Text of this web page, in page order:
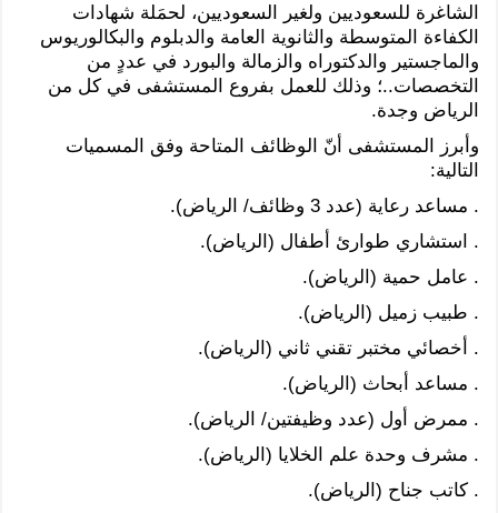
الشاغرة للسعوديين ولغير السعوديين، لحمَلة شهادات
الكفاءة المتوسطة والثانوية العامة والدبلوم والبكالوريوس
والماجستير والدكتوراه والزمالة والبورد في عددٍ من
التخصصات..؛ وذلك للعمل بفروع المستشفى في كل من
الرياض وجدة.
وأبرز المستشفى أنّ الوظائف المتاحة وفق المسميات
التالية:
. مساعد رعاية (عدد 3 وظائف/ الرياض).
. استشاري طوارئ أطفال (الرياض).
. عامل حمية (الرياض).
. طبيب زميل (الرياض).
. أخصائي مختبر تقني ثاني (الرياض).
. مساعد أبحاث (الرياض).
. ممرض أول (عدد وظيفتين/ الرياض).
. مشرف وحدة علم الخلايا (الرياض).
. كاتب جناح (الرياض).